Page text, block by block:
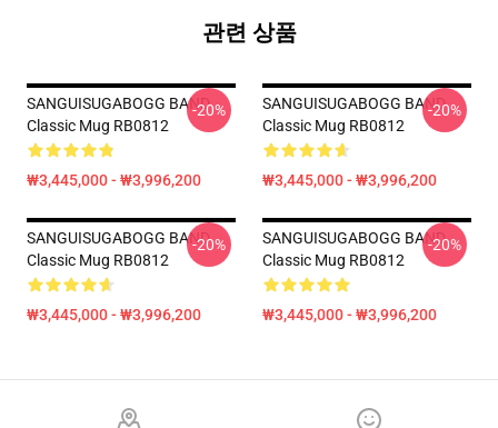
관련 상품
SANGUISUGABOGG BAND
Classic Mug RB0812
₩3,445,000 - ₩3,996,200
-20%
SANGUISUGABOGG BAND
Classic Mug RB0812
₩3,445,000 - ₩3,996,200
-20%
SANGUISUGABOGG BAND
Classic Mug RB0812
₩3,445,000 - ₩3,996,200
-20%
SANGUISUGABOGG BAND
Classic Mug RB0812
₩3,445,000 - ₩3,996,200
-20%